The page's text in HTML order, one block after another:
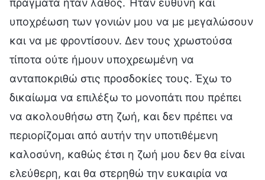
υποχρέωση των γονιών μου να με μεγαλώσουν
και να με φροντίσουν. Δεν τους χρωστούσα
τίποτα ούτε ήμουν υποχρεωμένη να
ανταποκριθώ στις προσδοκίες τους. Έχω το
δικαίωμα να επιλέξω το μονοπάτι που πρέπει
να ακολουθήσω στη ζωή, και δεν πρέπει να
περιορίζομαι από αυτήν την υποτιθέμενη
καλοσύνη, καθώς έτσι η ζωή μου δεν θα είναι
ελεύθερη, και θα στερηθώ την ευκαιρία να